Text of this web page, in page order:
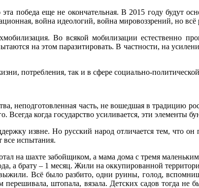
победа еще не окончательная. В 2015 году будут
война идеологий, война мировоззрений, но всё
Во всякой мобилизации естественно
на этом паразитировать. В частности, на
потребления, так и в сфере социально-
неподготовленная часть, не вошедшая в традицию
когда государство усиливается, эти элементы
извне. Но русский народ отличается тем, что
все испытания.
на шахте забойщиком, а мама дома с тремя
а брату – 1 месяц. Жили на оккупированной
Всё было разбито, одни руины, голод,
перешивала, штопала, вязала. Детских садов тогда